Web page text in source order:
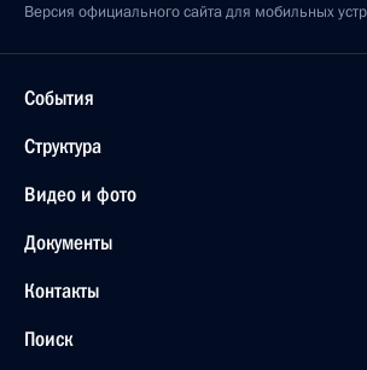
Версия официального сайта для мобильных
События
Структура
Видео и фото
Документы
Контакты
Поиск